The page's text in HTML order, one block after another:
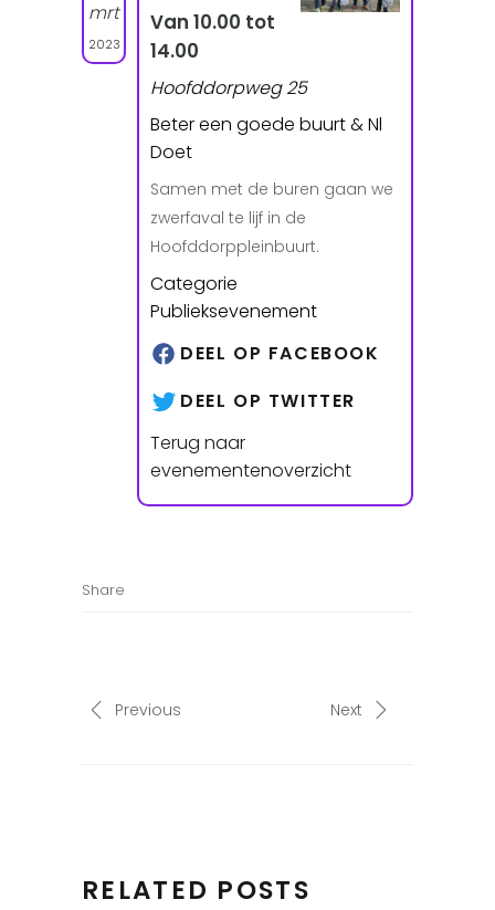
mrt
2023
Van 10.00 tot
14.00
Hoofddorpweg 25
Beter een goede buurt & Nl
Doet
Samen met de buren gaan we
zwerfaval te lijf in de
Hoofddorppleinbuurt.
Categorie
Publieksevenement
DEEL OP FACEBOOK
DEEL OP TWITTER
Terug naar
evenementenoverzicht
Share
Previous Next
RELATED POSTS